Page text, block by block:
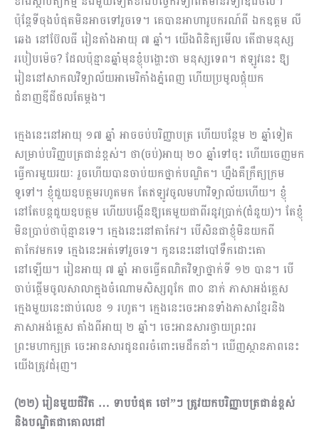
ប៉ុន្ដែទីចុងបំផុតមិនអាចទៅរួចទេ។ គេបានអាហារូបករណ៍ពី ឯកឧត្តម លី
ឆេង នៅប៊ែលធី រៀនតាំងអាយុ ៧ ឆ្នាំ។ យើងពិនិត្យមើល តើជាមនុស្ស
របៀបម៉េច? ដែលប៉ុន្មានឆ្នាំមុន​ខ្ញុំបង្ហោះថា មនុស្សទេព។ ឥឡូវនេះ ឱ្យ
រៀននៅសាកលវិទ្យាល័យអាមេរិកាំងភ្នំពេញ ហើយប្រមូលផ្ដុំយក​
ជំនាញឌីជីថលតែម្ដង។
ក្មេងនេះនៅអាយុ ១៧ ឆ្នាំ អាចចប់បរិញ្ញាបត្រ ហើយបន្ថែម ២ ឆ្នាំទៀត
សម្រាប់​បរិញ្ញបត្រជាន់ខ្ពស់។ ថា(ចប់)អាយុ ២០ ឆ្នាំទៅចុះ ហើយចេញមក
ធ្វើការមួយរយៈ រួចហើយបានចាប់យកថ្នាក់បណ្ឌិត។ ហ្នឹងគឺក្រឹត្យក្រម
ទូទៅ។ ខ្ញុំជួយឧបត្ថមរហូតមក តែឥឡូវចូលមហាវិទ្យាល័យហើយ។ ខ្ញុំ
នៅតែបន្តជួយឧបត្ថម ហើយបង្កើនឱ្យគេមួយជាពីរនូវប្រាក់(ជំនួយ)។ តែខ្ញុំ
មិនប្រាប់ថាប៉ុន្មានទេ។ ក្មេងនេះនៅតាកែវ។ បើសិនជាខ្ញុំមិនយកពី
តាកែវមកទេ ក្មេងនេះអត់ទៅរួចទេ។ កូននេះនៅបៅទឹកដោះគោ
នៅឡើយ។ រៀនអាយុ ៧ ឆ្នាំ អាចធ្វើគណិតវិទ្យាថ្នាក់ទី ១២ បាន។ បើ
ចាប់ផ្ដើមចូលសាលាក្នុងចំណោមសិស្សពូកែ ៣០ នាក់ ភាសាអង់គ្លេស
ក្មេងមួយនេះជាប់លេខ ១ រហូត។ ក្មេងនេះចេះអានទាំងភាសាខ្មែរនិង
ភាសាអង់គ្លេស តាំងពីអាយុ ២ ឆ្នាំ។ ចេះអានសារថ្វាយព្រះពរ
ព្រះមហាក្សត្រ ចេះអានសារជូនពរចំពោះមេដឹកនាំ។ ឃើញស្ថានភាពនេះ
យើងត្រូវជំរុញ។
(២២) រៀនមួយជីវិត … ទាបបំផុត ចៅ”ៗ ត្រូវយកបរិញ្ញាបត្រជាន់ខ្ពស់
និងបណ្ឌិតជាគោលដៅ